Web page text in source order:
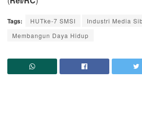
Tags: HUTke-7 SMSI
Industri Media
Membangun Daya Hidup